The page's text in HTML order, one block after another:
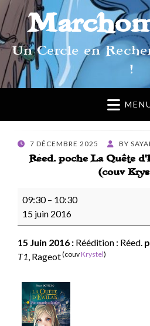
Un Cercle en
!
POSTED
ON
7 DÉCEMBRE 2025 BY
Réed. poche La Quête
(couv
Réed.
poche
T1,
(couv
Krystel)
09:30 – 10:30
15 juin 2016
15 Juin 2016 : Réédition : Réed.
T1, Rageot(couvKrystel)